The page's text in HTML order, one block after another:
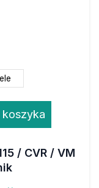
koszyka
/ CVR / VM